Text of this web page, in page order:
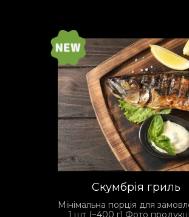
Скумбрія гриль
Мінімальна порція для
1 шт (~400 г) Фото продукції на